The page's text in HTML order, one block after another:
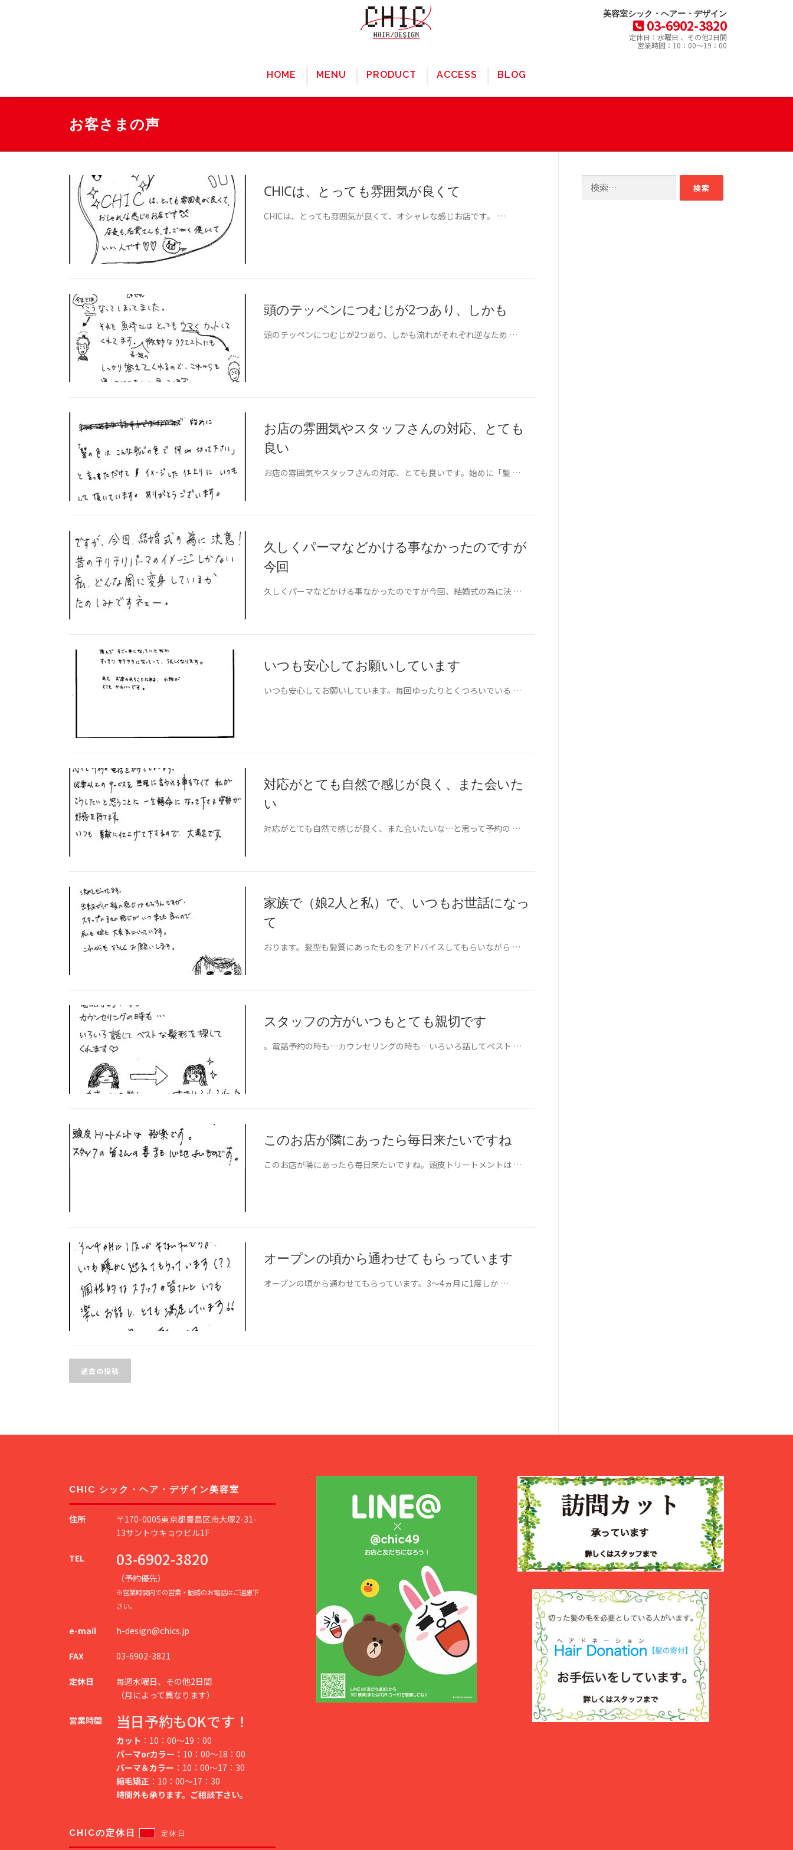
キ
美容室シック・ヘアー・デザイン
03-6902-3820
定休日：水曜日 、その他2日間
営業時間：10：00～19：00
HOME MENU PRODUCT ACCESS BLOG
お客さまの声
CHICは、とっても雰囲気が良くて
CHICは、とっても雰囲気が良くて、オシャレな感じお店です。 …
頭のテッペンにつむじが2つあり、しかも
頭のテッペンにつむじが2つあり、しかも流れがそれぞれ逆なため …
お店の雰囲気やスタッフさんの対応、とても
良い
お店の雰囲気やスタッフさんの対応、とても良いです。始めに「髪 …
久しくパーマなどかける事なかったのですが
今回
久しくパーマなどかける事なかったのですが今回、結婚式の為に決 …
いつも安心してお願いしています
いつも安心してお願いしています。毎回ゆったりとくつろいでいる …
対応がとても自然で感じが良く、また会いた
い
対応がとても自然で感じが良く、また会いたいな…と思って予約の …
家族で（娘2人と私）で、いつもお世話になっ
て
おります。髪型も髪質にあったものをアドバイスしてもらいながら …
スタッフの方がいつもとても親切です
。電話予約の時も…カウンセリングの時も…いろいろ話してベスト …
このお店が隣にあったら毎日来たいですね
このお店が隣にあったら毎日来たいですね。頭皮トリートメントは …
オープンの頃から通わせてもらっています
オープンの頃から通わせてもらっています。3～4ヵ月に1度しか …
投
稿
シ
ョ
過去の投稿
CHIC シック・ヘア・デザイン美容室
住所
〒170-0005東京都豊島区南大塚2-31-
13サントウキョウビル1F
TEL 03-6902-3820
（予約優先）
※営業時間内での営業・勧誘のお電話はご遠慮下
さい。
e-mail h-design@chics.jp
FAX 03-6902-3821
定休日
毎週水曜日、その他2日間
（月によって異なります）
営業時間 当日予約もOKです！
カット ：10：00～19：00
パーマorカラー ：10：00～18：00
パーマ＆カラー ：10：00～17：30
縮毛矯正 ：10：00～17：30
時間外も承ります。ご相談下さい。
CHICの定休日 定休日